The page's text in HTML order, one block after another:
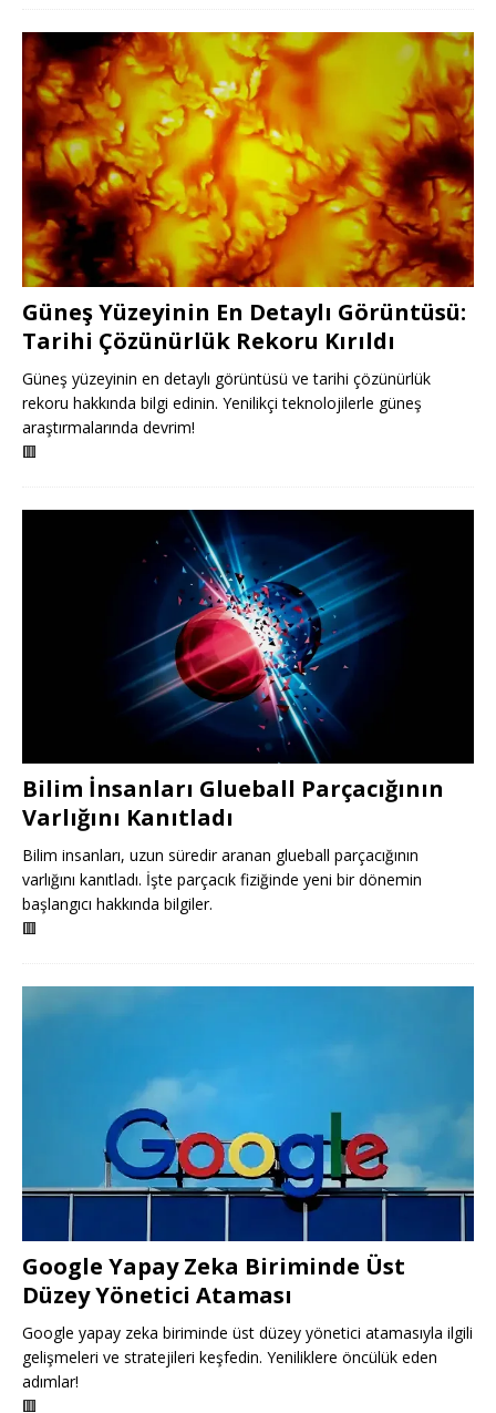
Güneş Yüzeyinin En Detaylı Görüntüsü:
Tarihi Çözünürlük Rekoru Kırıldı
Güneş yüzeyinin en detaylı görüntüsü ve tarihi çözünürlük
rekoru hakkında bilgi edinin. Yenilikçi teknolojilerle güneş
araştırmalarında devrim!
🟥
Bilim İnsanları Glueball Parçacığının
Varlığını Kanıtladı
Bilim insanları, uzun süredir aranan glueball parçacığının
varlığını kanıtladı. İşte parçacık fiziğinde yeni bir dönemin
başlangıcı hakkında bilgiler.
🟥
Google Yapay Zeka Biriminde Üst
Düzey Yönetici Ataması
Google yapay zeka biriminde üst düzey yönetici atamasıyla ilgili
gelişmeleri ve stratejileri keşfedin. Yeniliklere öncülük eden
adımlar!
🟥